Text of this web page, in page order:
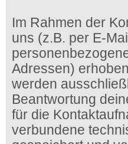
Im Rahmen der
uns (z.B. per E-
Adressen)
werden
Beantwortung
für die
verbundene